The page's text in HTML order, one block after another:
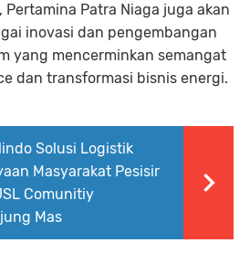
Pertamina Patra Niaga juga akan
inovasi dan pengembangan
yang mencerminkan semangat
dan transformasi bisnis energi.
Solusi Logistik
Masyarakat Pesisir
Comunitiy
Mas